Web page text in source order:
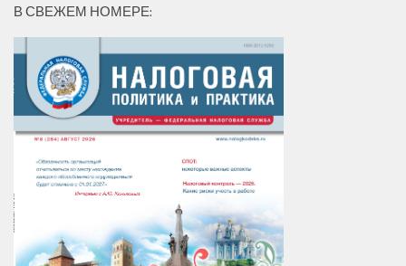
В СВЕЖЕМ НОМЕРЕ: